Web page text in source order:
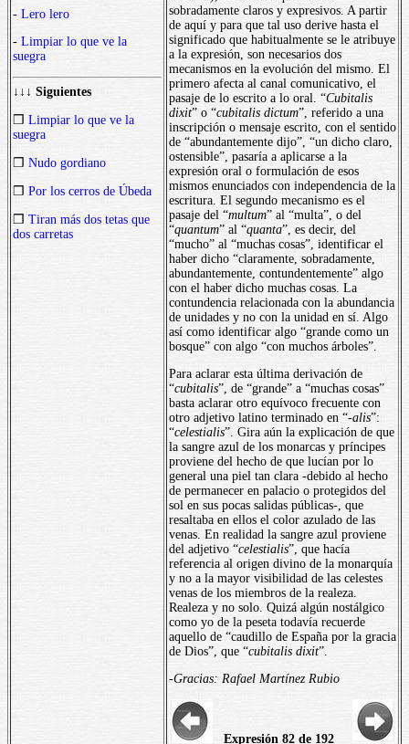
- Lero lero
- Limpiar lo que ve la
suegra
↓↓↓ Siguientes
❒ Limpiar lo que ve la
suegra
❒ Nudo gordiano
❒ Por los cerros de Úbeda
❒ Tiran más dos tetas que
dos carretas
sobradamente claros y expresivos. A partir
de aquí y para que tal uso derive hasta el
significado que habitualmente se le atribuye
a la expresión, son necesarios dos
mecanismos en la evolución del mismo. El
primero afecta al canal comunicativo, el
pasaje de lo escrito a lo oral. “Cubitalis
dixit” o “cubitalis dictum”, referido a una
inscripción o mensaje escrito, con el sentido
de “abundantemente dijo”, “un dicho claro,
ostensible”, pasaría a aplicarse a la
expresión oral o formulación de esos
mismos enunciados con independencia de la
escritura. El segundo mecanismo es el
pasaje del “multum” al “multa”, o del
“quantum” al “quanta”, es decir, del
“mucho” al “muchas cosas”, identificar el
haber dicho “claramente, sobradamente,
abundantemente, contundentemente” algo
con el haber dicho muchas cosas. La
contundencia relacionada con la abundancia
de unidades y no con la unidad en sí. Algo
así como identificar algo “grande como un
bosque” con algo “con muchos árboles”.
Para aclarar esta última derivación de
“cubitalis”, de “grande” a “muchas cosas”
basta aclarar otro equívoco frecuente con
otro adjetivo latino terminado en “-alis”:
“celestialis”. Gira aún la explicación de que
la sangre azul de los monarcas y príncipes
proviene del hecho de que lucían por lo
general una piel tan clara -debido al hecho
de permanecer en palacio o protegidos del
sol en sus pocas salidas públicas-, que
resaltaba en ellos el color azulado de las
venas. En realidad la sangre azul proviene
del adjetivo “celestialis”, que hacía
referencia al origen divino de la monarquía
y no a la mayor visibilidad de las celestes
venas de los miembros de la realeza.
Realeza y no solo. Quizá algún nostálgico
como yo de la peseta todavía recuerde
aquello de “caudillo de España por la gracia
de Dios”, que “cubitalis dixit”.
-Gracias: Rafael Martínez Rubio
Expresión 82 de 192